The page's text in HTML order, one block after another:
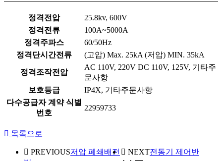
정격전압
25.8kv, 600V
정격전류
100A~5000A
정격주파스
60/50Hz
정격단시간전류
(고압) Max. 25kA (저압) MIN. 35kA
정격조작전압
AC 110V, 220V DC 110V, 125V, 기타주
문사항
보호등급
IP4X, 기타주문사항
다수공급자 계약 식별
번호
22959733
목록으로
PREVIOUS저압 폐쇄배전
NEXT전동기 제어반